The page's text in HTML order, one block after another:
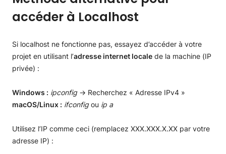
accéder à Localhost
Si localhost ne fonctionne pas, essayez d’accéder à votre
projet en utilisant l’adresse internet locale de la machine (IP
privée) :
Windows : ipconfig→ Recherchez « Adresse IPv4 »
macOS/Linux : ifconfigou ip a
Utilisez l’IP comme ceci (remplacez XXX.XXX.X.XX par votre
adresse IP) :